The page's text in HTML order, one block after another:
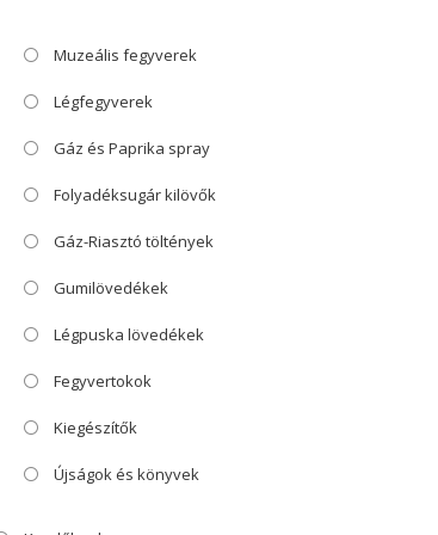
Muzeális fegyverek
Légfegyverek
Gáz és Paprika spray
Folyadéksugár kilövők
Gáz-Riasztó töltények
Gumilövedékek
Légpuska lövedékek
Fegyvertokok
Kiegészítők
Újságok és könyvek